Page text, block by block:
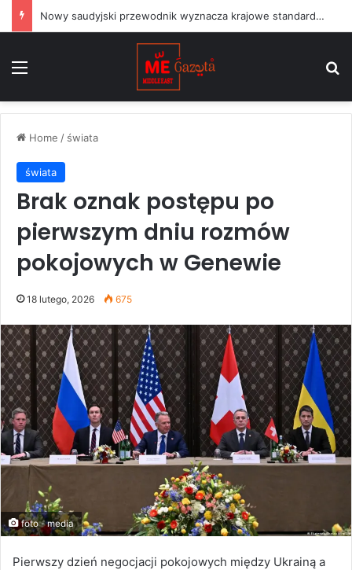
Nowy saudyjski przewodnik wyznacza krajowe standardy dla projektów sztuki publicznej
Home / świata
świata
Brak oznak postępu po
pierwszym dniu rozmów
pokojowych w Genewie
18 lutego, 2026 675
foto - media
Pierwszy dzień negocjacji pokojowych między Ukrainą a